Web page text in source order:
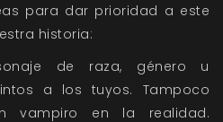
para dar prioridad a este
historia:
de raza, género u
a los tuyos. Tampoco
vampiro en la realidad.